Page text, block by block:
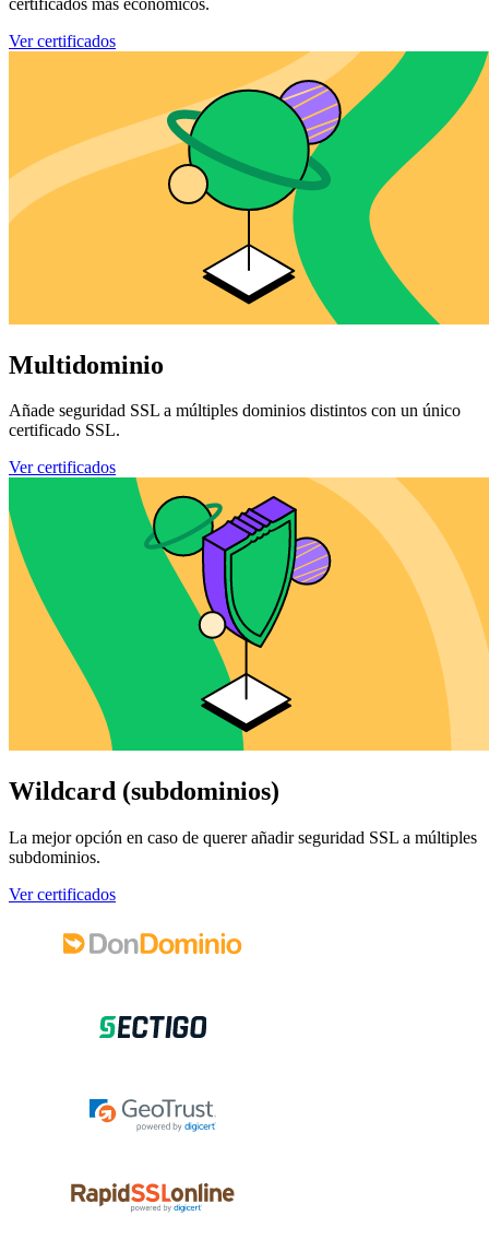
Ver certificados
Multidominio
Añade seguridad SSL a múltiples dominios distintos con un único
certificado SSL.
Ver certificados
Wildcard (subdominios)
La mejor opción en caso de querer añadir seguridad SSL a múltiples
subdominios.
Ver certificados